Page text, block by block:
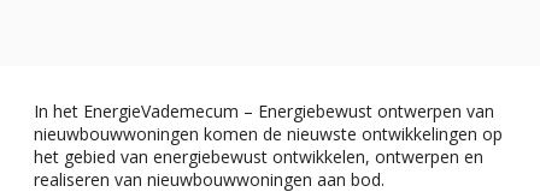
In het EnergieVademecum – Energiebewust ontwerpen van
nieuwbouwwoningen komen de nieuwste ontwikkelingen op
het gebied van energiebewust ontwikkelen, ontwerpen en
realiseren van nieuwbouwwoningen aan bod.